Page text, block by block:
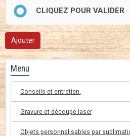
CLIQUEZ POUR VALIDER
Ajouter
Menu
Conseils et entretien.
Gravure et découpe laser
Objets personnalisables par